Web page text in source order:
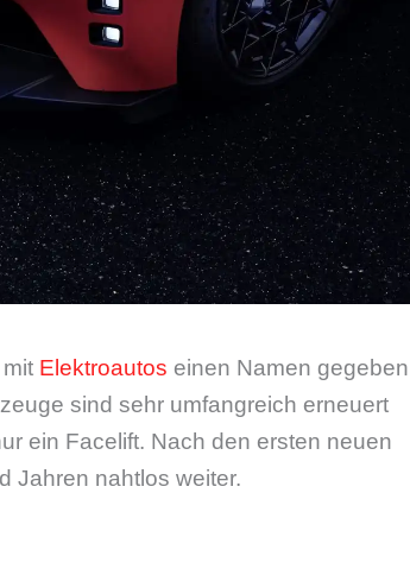
Elektroautos einen Namen gegeben
sind sehr umfangreich erneuert
ein Facelift. Nach den ersten neuen
Jahren nahtlos weiter.